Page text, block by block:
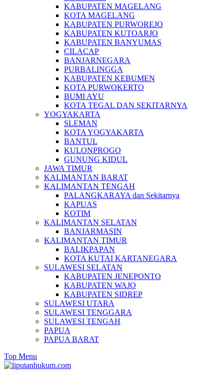
KABUPATEN MAGELANG
KOTA MAGELANG
KABUPATEN PURWOREJO
KABUPATEN KUTOARJO
KABUPATEN BANYUMAS
CILACAP
BANJARNEGARA
PURBALINGGA
KABUPATEN KEBUMEN
KOTA PURWOKERTO
BUMI AYU
KOTA TEGAL DAN SEKITARNYA
YOGYAKARTA
SLEMAN
KOTA YOGYAKARTA
BANTUL
KULONPROGO
GUNUNG KIDUL
JAWA TIMUR
KALIMANTAN BARAT
KALIMANTAN TENGAH
PALANGKARAYA dan Sekitarnya
KAPUAS
KOTIM
KALIMANTAN SELATAN
BANJARMASIN
KALIMANTAN TIMUR
BALIKPAPAN
KOTA KUTAI KARTANEGARA
SULAWESI SELATAN
KABUPATEN JENEPONTO
KABUPATEN WAJO
KABUPATEN SIDREP
SULAWESI UTARA
SULAWESI TENGGARA
SULAWESI TENGAH
PAPUA
PAPUA BARAT
Top Menu